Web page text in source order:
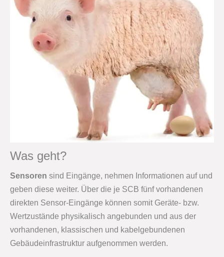
Was geht?
Sensoren sind Eingänge, nehmen Informationen auf und
geben diese weiter. Über die je SCB fünf vorhandenen
direkten Sensor-Eingänge können somit Geräte- bzw.
Wertzustände physikalisch angebunden und aus der
vorhandenen, klassischen und kabelgebundenen
Gebäudeinfrastruktur aufgenommen werden.